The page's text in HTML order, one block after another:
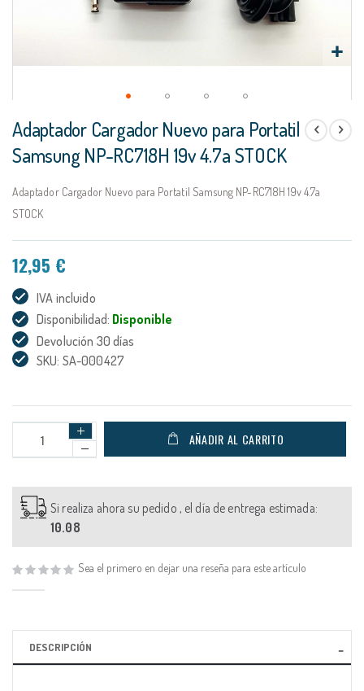
al
comienzo
de
galería
de
Adaptador Cargador Nuevo para Portatil
Samsung NP-RC718H 19v 4.7a STOCK
Adaptador Cargador Nuevo para Portatil Samsung NP-RC718H 19v 4.7a
STOCK
12,95 €
IVA incluido
Disponibilidad: Disponible
Devolución 30 días
SKU: SA-000427
AÑADIR AL CARRITO
Si realiza ahora su pedido , el día de entrega estimada:
10.08
Sea el primero en dejar una reseña para este artículo
DESCRIPCIÓN